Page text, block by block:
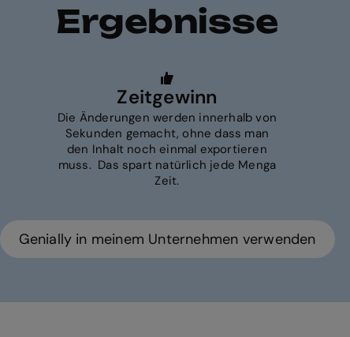
Ergebnisse
Zeitgewinn
Die Änderungen werden innerhalb von
Sekunden gemacht, ohne dass man
den Inhalt noch einmal exportieren
muss. Das spart natürlich jede Menga
Zeit.
Genially in meinem Unternehmen verwenden